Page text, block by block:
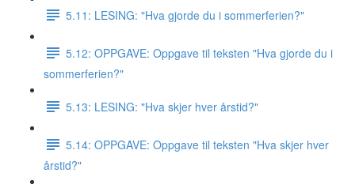
5.11: LESING: "Hva gjorde du i sommerferien?"
5.12: OPPGAVE: Oppgave til teksten "Hva gjorde du i
sommerferien?"
5.13: LESING: "Hva skjer hver årstid?"
5.14: OPPGAVE: Oppgave til teksten "Hva skjer hver
årstid?"